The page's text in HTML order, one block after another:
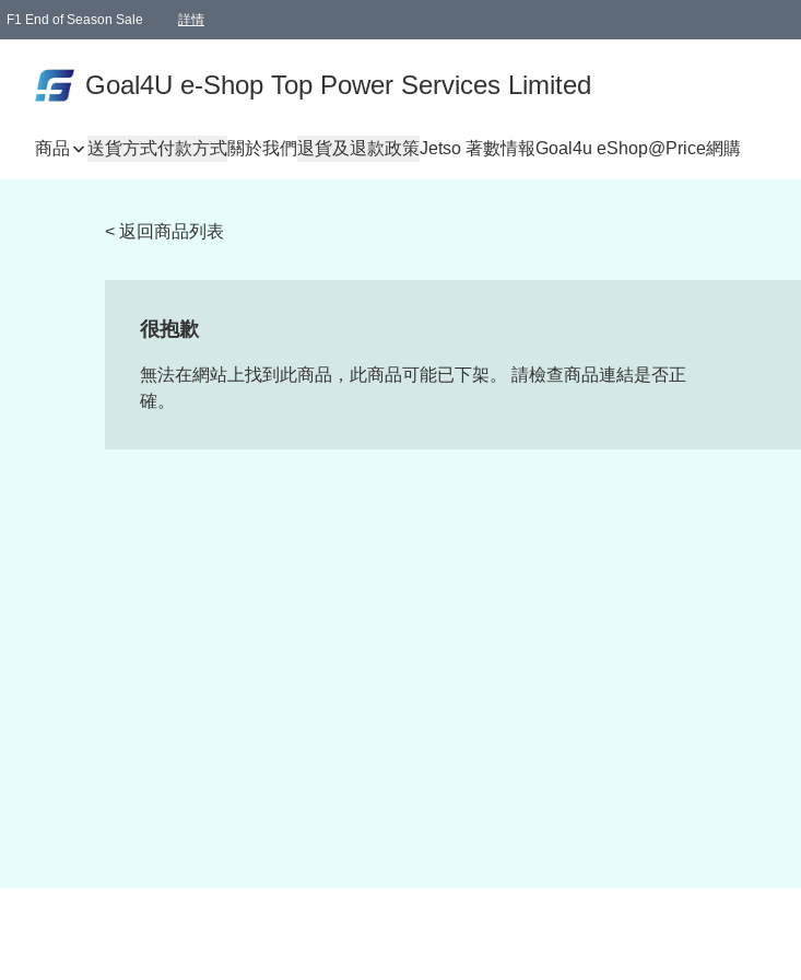
F1 End of Season Sale 詳情
Goal4U e-Shop Top Power Services Limited
商品 送貨方式付款方式關於我們退貨及退款政策Jetso 著數情報Goal4u eShop@Price網購
< 返回商品列表
很抱歉
無法在網站上找到此商品，此商品可能已下架。 請檢查商品連結是否正
確。